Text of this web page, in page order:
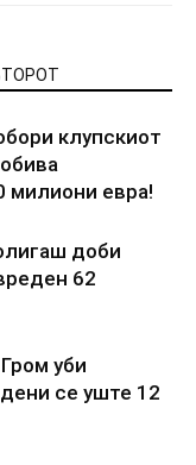
клупскиот
милиони евра!
доби
62
уби
се уште 12